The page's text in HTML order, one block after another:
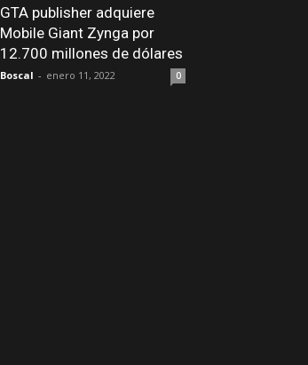
GTA publisher adquiere
Mobile Giant Zynga por
12.700 millones de dólares
Boscal - enero 11, 2022 0